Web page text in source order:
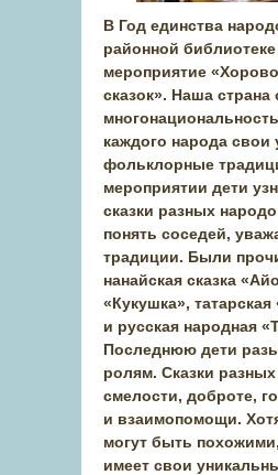
В Год единства
районной
мероприятие
сказок». Наша страна
каждого народа свои
фольклорные
мероприятии дети
сказки разных
понять соседей,
традиции. Были
нанайская сказка
«Кукушка»,
и русская народная
Последнюю дети
ролям. Сказки
смелости, доброте,
и взаимопомощи.
могут быть
имеет свои